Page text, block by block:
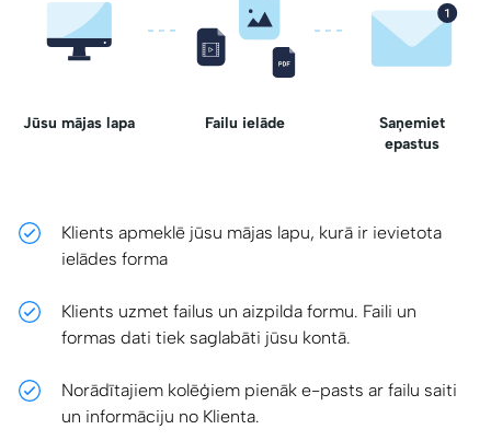
Jūsu mājas lapa Failu ielāde
Saņemiet
epastus
Klients apmeklē jūsu mājas lapu, kurā ir ievietota
ielādes forma
Klients uzmet failus un aizpilda formu. Faili un
formas dati tiek saglabāti jūsu kontā.
Norādītajiem kolēģiem pienāk e-pasts ar failu saiti
un informāciju no Klienta.